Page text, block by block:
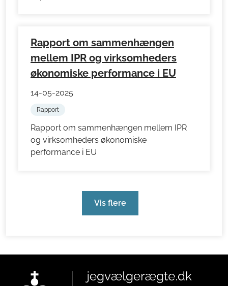
Rapport om sammenhængen
mellem IPR og virksomheders
økonomiske performance i EU
14-05-2025
Rapport
Rapport om sammenhængen mellem IPR
og virksomheders økonomiske
performance i EU
Vis flere